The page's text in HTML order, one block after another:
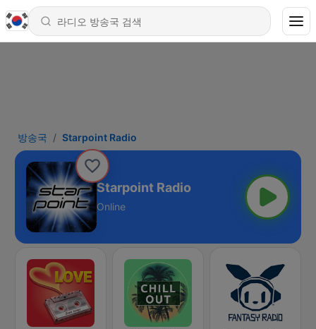
방송국 Starpoint Radio
Starpoint Radio
Online